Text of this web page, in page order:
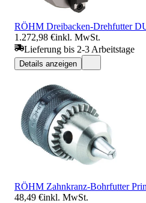
RÖHM Dreibacken-Drehfutter
1.272,98 €inkl. MwSt.
Lieferung bis 2-3 Arbeitstage
Details anzeigen
RÖHM Zahnkranz-Bohrfutter
48,49 €inkl. MwSt.